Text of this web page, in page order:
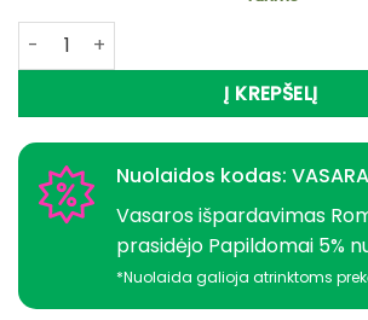
produkto kiekis: Uodo trūklio lervos
Į KREPŠELĮ
Nuolaidos kodas: VASARA
Vasaros išpardavimas
prasidėjo Papildomai 5%
*Nuolaida galioja atrinktoms